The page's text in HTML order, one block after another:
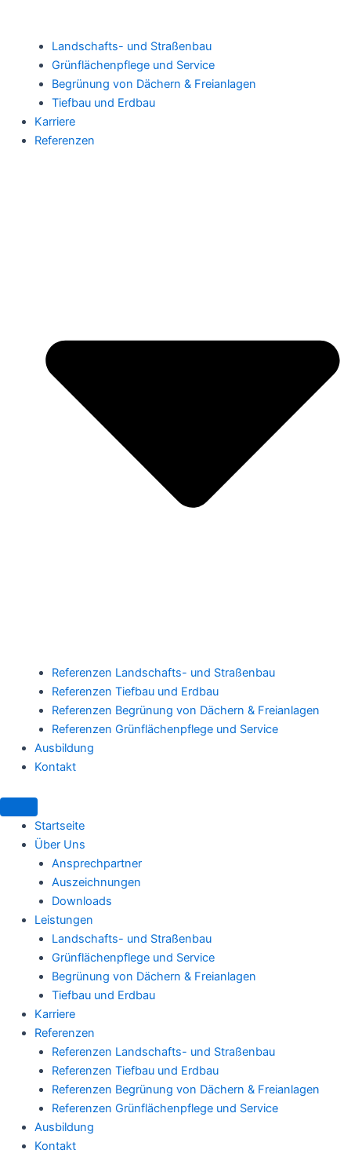
Landschafts- und Straßenbau
Grünflächenpflege und Service
Begrünung von Dächern & Freianlagen
Tiefbau und Erdbau
Karriere
Referenzen
Referenzen Landschafts- und Straßenbau
Referenzen Tiefbau und Erdbau
Referenzen Begrünung von Dächern & Freianlagen
Referenzen Grünflächenpflege und Service
Ausbildung
Kontakt
Startseite
Über Uns
Ansprechpartner
Auszeichnungen
Downloads
Leistungen
Landschafts- und Straßenbau
Grünflächenpflege und Service
Begrünung von Dächern & Freianlagen
Tiefbau und Erdbau
Karriere
Referenzen
Referenzen Landschafts- und Straßenbau
Referenzen Tiefbau und Erdbau
Referenzen Begrünung von Dächern & Freianlagen
Referenzen Grünflächenpflege und Service
Ausbildung
Kontakt